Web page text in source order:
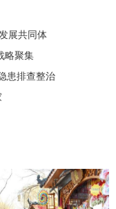
展共同体
略聚集
患排查整治